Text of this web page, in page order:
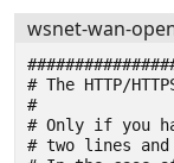
wsnet-wan-